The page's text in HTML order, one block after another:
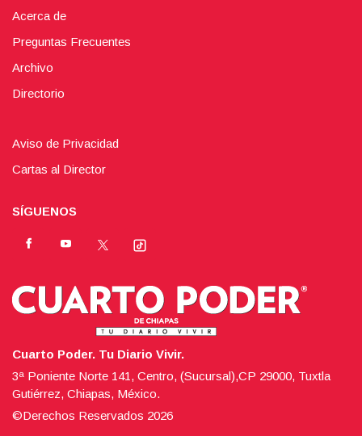
Acerca de
Preguntas Frecuentes
Archivo
Directorio
Aviso de Privacidad
Cartas al Director
SÍGUENOS
Cuarto Poder. Tu Diario Vivir.
3ª Poniente Norte 141, Centro, (Sucursal),CP 29000, Tuxtla
Gutiérrez, Chiapas, México.
©Derechos Reservados 2026